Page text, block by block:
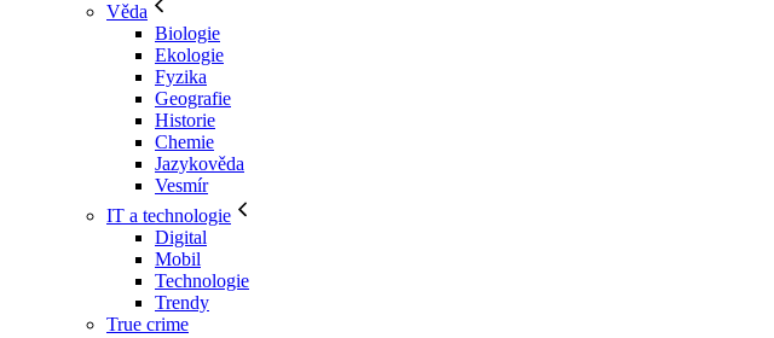
Věda
Biologie
Ekologie
Fyzika
Geografie
Historie
Chemie
Jazykověda
Vesmír
IT a technologie
Digital
Mobil
Technologie
Trendy
True crime